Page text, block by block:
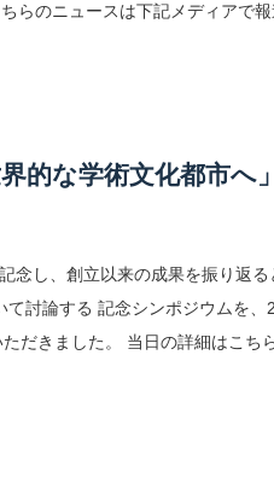
らのニュースは下記メディアで
的な学術文化都市へ
念し、創立以来の成果を振り返
討論する 記念シンポジウムを
だきました。 当日の詳細はこち